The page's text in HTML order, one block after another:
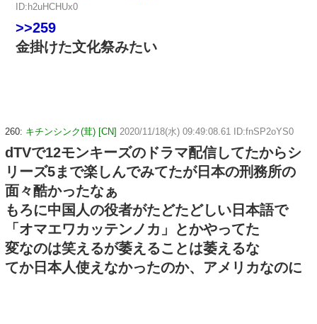
ID:h2uHCHUx0
>>259
金掛けた文化祭みたい
260: キチンシンク(茸) [CN] 2020/11/18(水) 09:49:08.61 ID:fnSP2oYS0
dTVで12モンキーズのドラマ配信してたからシ
リーズ5まで楽しんでみてたが日本の刑務所の
面々酷かったなぁ
もろに中国人の役者がたどたどしい日本語で
「オマエワカッテンノカ」とかやってた
変なのは笑えるが萎えることは萎えるな
てか日本人使えなかったのか、アメリカなのに